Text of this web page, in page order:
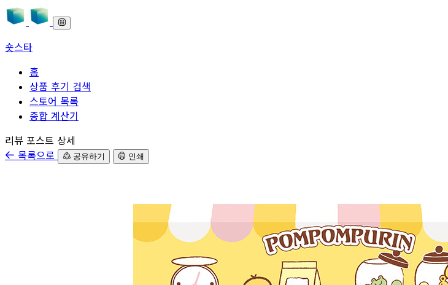
숏스타
홈
상품 후기 검색
스토어 목록
종합 계산기
본문으로 바로가기
리뷰 포스트 상세
목록으로
공유하기 인쇄